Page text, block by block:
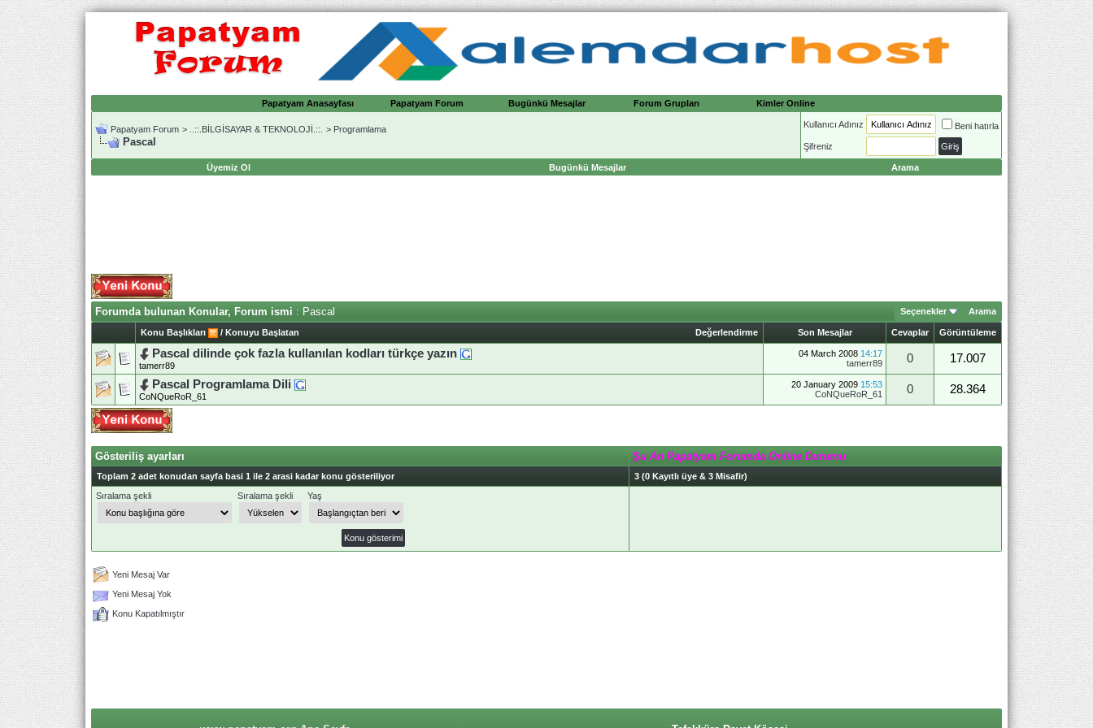
Papatyam Anasayfası Papatyam Forum Bugünkü Mesajlar Forum Grupları Kimler Online
Papatyam Forum > ..::.BİLGİSAYAR & TEKNOLOJİ.::. > Programlama
Pascal
Kullanıcı Adınız Beni hatırla
Şifreniz
Üyemiz Ol Bugünkü Mesajlar Arama
Forumda bulunan Konular, Forum ismi : Pascal Seçenekler Arama
Değerlendirme
Konu Başlıkları / Konuyu Başlatan Son Mesajlar Cevaplar Görüntüleme
Pascal dilinde çok fazla kullanılan kodları türkçe yazın
tamerr89
04 March 2008 14:17
tamerr89
0
17.007
Pascal Programlama Dili
CoNQueRoR_61
20 January 2009 15:53
CoNQueRoR_61
0 28.364
Gösteriliş ayarları Şu An Papatyam Forumda Online Durumu
Toplam 2 adet konudan sayfa basi 1 ile 2 arasi kadar konu gösteriliyor
3 (0 Kayıtlı üye & 3 Misafir)
Sıralama şekli
Sıralama şekli Yaş
Yeni Mesaj Var
Yeni Mesaj Yok
Konu Kapatılmıştır